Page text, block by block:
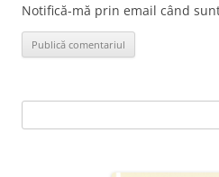
Notifică-mă prin email când
după: